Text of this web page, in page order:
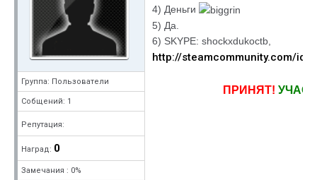
Группа: Пользователи
Собщений: 1
Репутация:
Наград: 0
Замечания : 0%
4) Деньги
5) Да.
6) SKYPE: shockxdukoctb,
http://steamcommunity.com/id/
ПРИНЯТ!